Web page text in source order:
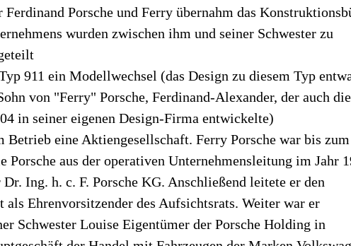
Ferdinand Porsche und Ferry übernahm das
wurden zwischen ihm und seiner Schwester zu
911 ein Modellwechsel (das Design zu diesem Typ
von "Ferry" Porsche, Ferdinand-Alexander, der auch die
in seiner eigenen Design-Firma entwickelte)
Betrieb eine Aktiengesellschaft. Ferry Porsche war bis zum
Porsche aus der operativen Unternehmensleitung im Jahr
Ing. h. c. F. Porsche KG. Anschließend leitete er den
Ehrenvorsitzender des Aufsichtsrats. Weiter war er
Schwester Louise Eigentümer der Porsche Holding in